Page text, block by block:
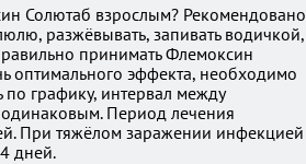
Солютаб взрослым? Рекомендовано
разжёвывать, запивать водичкой,
принимать Флемоксин
оптимального эффекта, необходимо
по графику, интервал между
Период лечения
При тяжёлом заражении инфекцией
дней.